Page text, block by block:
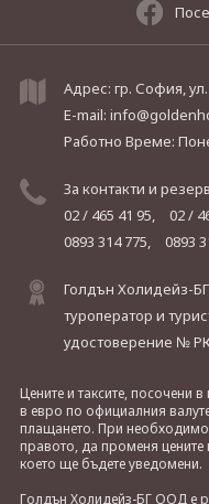
Адрес: гр. София,
E-mail:
Работно Време:
За контакти и
02 / 465 41 95,
02 /
0893 314 775,
0893
Голдън Холидейз-
туроператор и
удостоверение №
Цените и таксите, посочени
в евро по официалния
плащането. При
правото, да променя
което ще бъдете уведомени.
Голдън Холидейз-БГ ООД е